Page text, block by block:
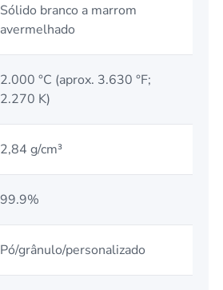
Sólido branco a marrom
avermelhado
2.000 °C (aprox. 3.630 °F;
2.270 K)
2,84 g/cm³
99.9%
Pó/grânulo/personalizado